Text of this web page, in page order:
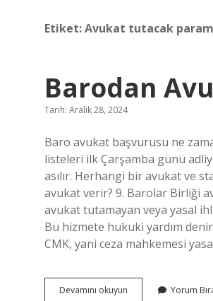
Etiket:Avukat tutacak param
Barodan
Tarih: Aralık 28, 2024
Baro avukat başvurusu ne
listeleri ilk Çarşamba günü
asılır. Herhangi bir avukat ve
avukat verir? 9. Barolar Birliği
avukat tutamayan veya yasal
Bu hizmete hukuki yardım
CMK, yani ceza mahkemesi
Devamını okuyun Barodan
Yorum